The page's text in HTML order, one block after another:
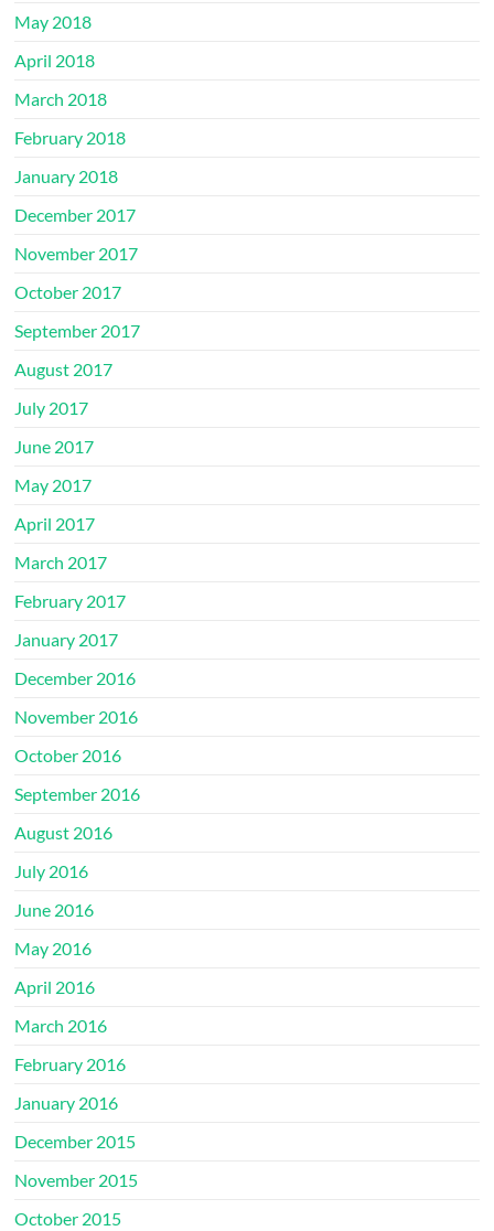
May 2018
April 2018
March 2018
February 2018
January 2018
December 2017
November 2017
October 2017
September 2017
August 2017
July 2017
June 2017
May 2017
April 2017
March 2017
February 2017
January 2017
December 2016
November 2016
October 2016
September 2016
August 2016
July 2016
June 2016
May 2016
April 2016
March 2016
February 2016
January 2016
December 2015
November 2015
October 2015